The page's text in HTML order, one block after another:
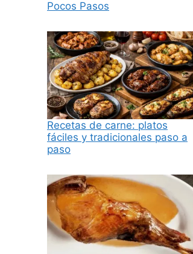
Pocos Pasos
Recetas de carne: platos
fáciles y tradicionales paso a
paso